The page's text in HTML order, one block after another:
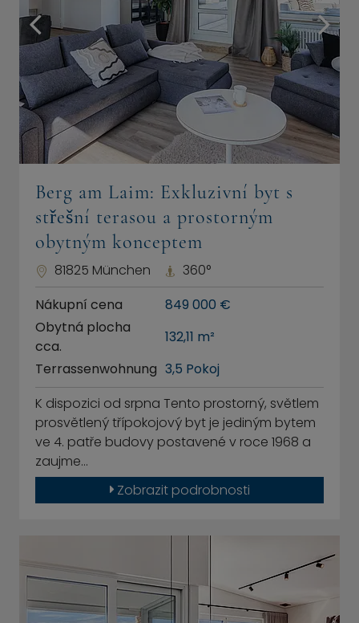
Berg am Laim: Exkluzivní byt s
střešní terasou a prostorným
obytným konceptem
81825 München
360°
Nákupní cena
849 000 €
Obytná plocha
cca.
132,11 m²
Terrassenwohnung 3,5 Pokoj
K dispozici od srpna Tento prostorný, světlem
prosvětlený třípokojový byt je jediným bytem
ve 4. patře budovy postavené v roce 1968 a
zaujme…
Zobrazit podrobnosti